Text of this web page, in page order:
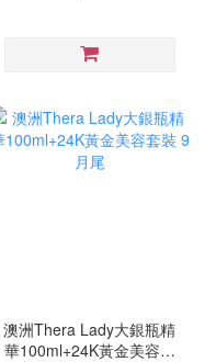
澳洲Thera Lady大銀瓶精
華100ml+24K黃金美容套